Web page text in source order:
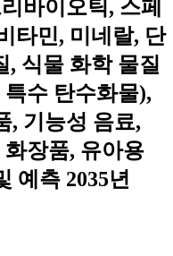
바이오틱, 스페
타민, 미네랄, 단
, 식물 화학 물질
수 탄수화물),
, 기능성 음료,
장품, 유아용
예측 2035년